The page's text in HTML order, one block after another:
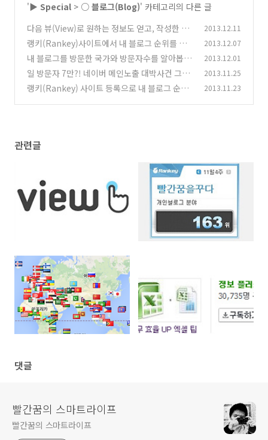
'▶ Special > ○ 블로그(Blog)' 카테고리의 다른 글
다음 뷰(View)로 원하는 정보도 얻고, 작성한 글
을 널리 퍼트리세요 (7)
2013.12.11
랭키(Rankey)사이트에서 내 블로그 순위를 측
정해봅시다
(2)
2013.12.07
내 블로그를 방문한 국가와 방문자수를 알아봅시
다
(0)
2013.12.01
일 방문자 7만?! 네이버 메인노출 대박사건 그
후...
(8)
2013.11.25
랭키(Rankey) 사이트 등록으로 내 블로그 순위
2013.11.23
관련글
댓글
빨간꿈의 스마트라이프
빨간꿈의 스마트라이프